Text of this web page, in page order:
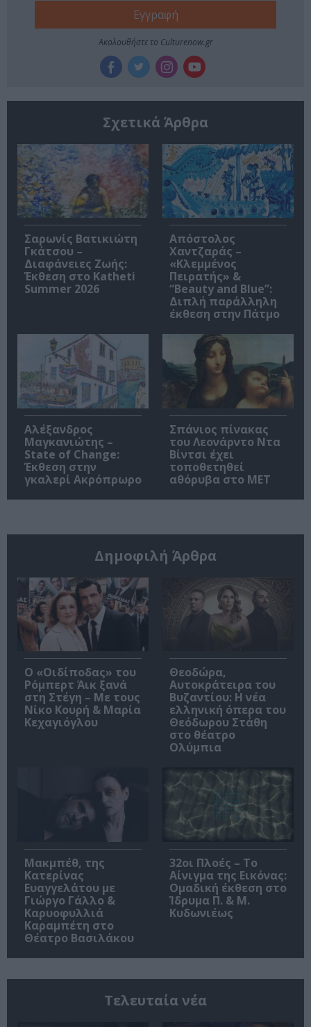
Ακολουθήστε το Culturenow.gr
Σχετικά Άρθρα
Σαρωνίς Βατικιώτη
Γκάτσου –
Διαφάνειες Ζωής:
Έκθεση στο Katheti
Summer 2026
Απόστολος
Χαντζαράς –
«Κλεμμένος
Πειρατής» &
“Beauty and Blue”:
Διπλή παράλληλη
έκθεση στην Πάτμο
Αλέξανδρος
Μαγκανιώτης –
State of Change:
Έκθεση στην
γκαλερί Ακρόπρωρο
Σπάνιος πίνακας
του Λεονάρντο Ντα
Βίντσι έχει
τοποθετηθεί
αθόρυβα στο MET
Δημοφιλή Άρθρα
O «Οιδίποδας» του
Ρόμπερτ Άικ ξανά
στη Στέγη – Με τους
Νίκο Κουρή & Μαρία
Κεχαγιόγλου
Θεοδώρα,
Αυτοκράτειρα του
Βυζαντίου: Η νέα
ελληνική όπερα του
Θεόδωρου Στάθη
στο θέατρο
Ολύμπια
Μακμπέθ, της
Κατερίνας
Ευαγγελάτου με
Γιώργο Γάλλο &
Καρυοφυλλιά
Καραμπέτη στο
Θέατρο Βασιλάκου
32οι Πλοές – Το
Αίνιγμα της Εικόνας:
Ομαδική έκθεση στο
Ίδρυμα Π. & Μ.
Κυδωνιέως
Τελευταία νέα